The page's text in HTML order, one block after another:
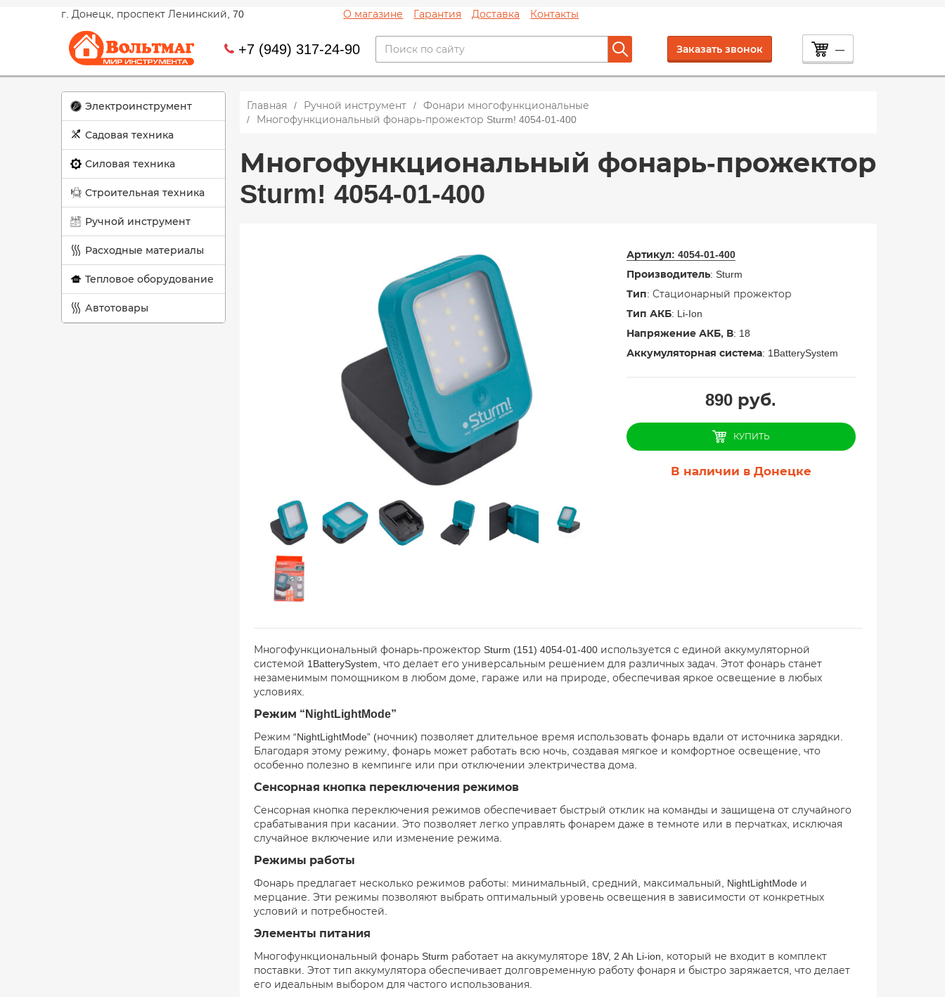
г. Донецк, проспект Ленинский, 70 О магазине Гарантия Доставка Контакты
+7 (949) 317-24-90 Заказать звонок —
Электроинструмент
Садовая техника
Силовая техника
Строительная техника
Ручной инструмент
Расходные материалы
Тепловое оборудование
Автотовары
Главная Ручной инструмент
Фонари многофункциональные
Многофункциональный фонарь-прожектор Sturm! 4054-01-400
Многофункциональный фонарь-прожектор
Sturm! 4054-01-400
Артикул: 4054-01-400
Производитель: Sturm
Тип: Стационарный прожектор
Тип АКБ: Li-Ion
Напряжение АКБ, В: 18
Аккумуляторная система: 1BatterySystem
890 руб.
КУПИТЬ
В наличии в Донецке
Многофункциональный фонарь-прожектор Sturm (151) 4054-01-400 используется с единой аккумуляторной
системой 1BatterySystem, что делает его универсальным решением для различных задач. Этот фонарь станет
незаменимым помощником в любом доме, гараже или на природе, обеспечивая яркое освещение в любых
условиях.
Режим “NightLightMode”
Режим “NightLightMode” (ночник) позволяет длительное время использовать фонарь вдали от источника зарядки.
Благодаря этому режиму, фонарь может работать всю ночь, создавая мягкое и комфортное освещение, что
особенно полезно в кемпинге или при отключении электричества дома.
Сенсорная кнопка переключения режимов
Сенсорная кнопка переключения режимов обеспечивает быстрый отклик на команды и защищена от случайного
срабатывания при касании. Это позволяет легко управлять фонарем даже в темноте или в перчатках, исключая
случайное включение или изменение режима.
Режимы работы
Фонарь предлагает несколько режимов работы: минимальный, средний, максимальный, NightLightMode и
мерцание. Эти режимы позволяют выбрать оптимальный уровень освещения в зависимости от конкретных
условий и потребностей.
Элементы питания
Многофункциональный фонарь Sturm работает на аккумуляторе 18V, 2 Ah Li-ion, который не входит в комплект
поставки. Этот тип аккумулятора обеспечивает долговременную работу фонаря и быстро заряжается, что делает
его идеальным выбором для частого использования.